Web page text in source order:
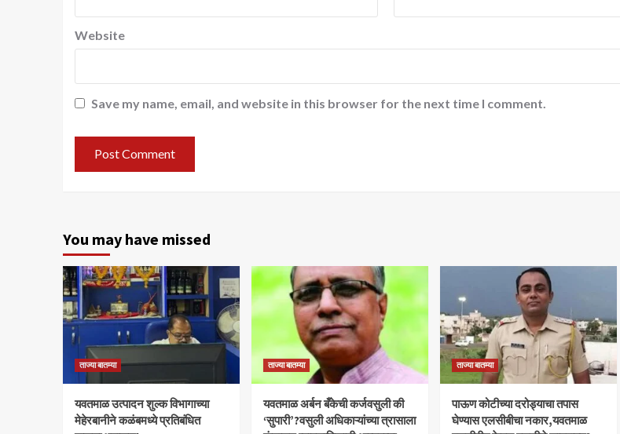
Website
Save my name, email, and website in this browser for the next time I comment.
You may have missed
ताज्या बातम्या
यवतमाळ उत्पादन शुल्क विभागाच्या
मेहेरबानीने कळंबमध्ये प्रतिबंधित
ताज्या बातम्या
​यवतमाळ अर्बन बँकेची कर्जवसुली की
‘सुपारी’?वसुली अधिकाऱ्यांच्या त्रासाला
ताज्या बातम्या
पाऊण कोटीच्या दरोड्याचा तपास
घेण्यास एलसीबीचा नकार,यवतमाळ